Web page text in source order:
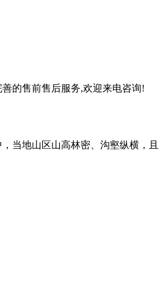
的售前售后服务,欢迎来电咨询!
当地山区山高林密、沟壑纵横，且